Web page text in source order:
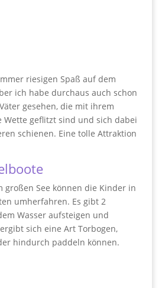
riesigen Spaß auf dem
ich habe durchaus auch schon
gesehen, die mit ihrem
Wette geflitzt sind und sich dabei
schienen. Eine tolle Attraktion
großen See können die Kinder in
umherfahren. Es gibt 2
Wasser aufsteigen und
sich eine Art Torbogen,
hindurch paddeln können.